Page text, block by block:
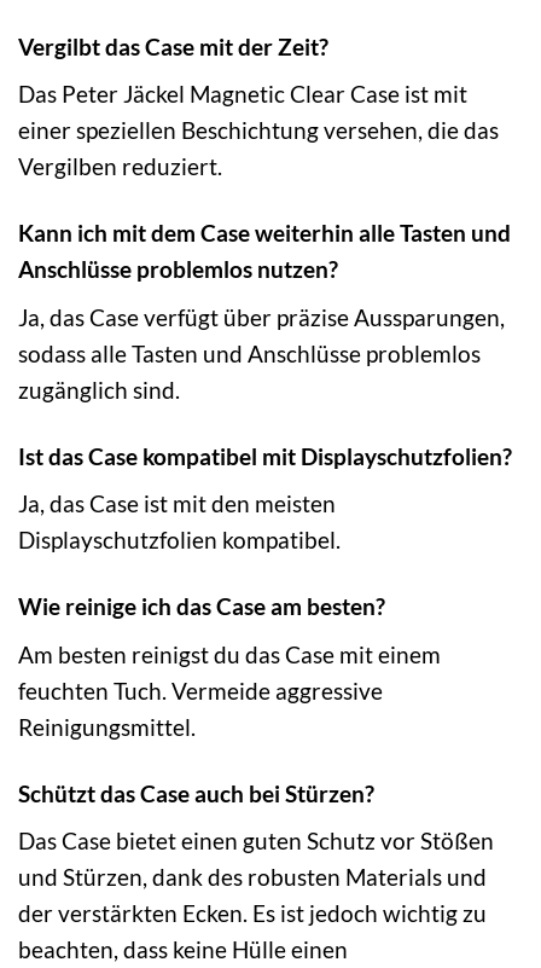
Vergilbt das Case mit der Zeit?
Das Peter Jäckel Magnetic Clear Case ist mit
einer speziellen Beschichtung versehen, die das
Vergilben reduziert.
Kann ich mit dem Case weiterhin alle Tasten und
Anschlüsse problemlos nutzen?
Ja, das Case verfügt über präzise Aussparungen,
sodass alle Tasten und Anschlüsse problemlos
zugänglich sind.
Ist das Case kompatibel mit Displayschutzfolien?
Ja, das Case ist mit den meisten
Displayschutzfolien kompatibel.
Wie reinige ich das Case am besten?
Am besten reinigst du das Case mit einem
feuchten Tuch. Vermeide aggressive
Reinigungsmittel.
Schützt das Case auch bei Stürzen?
Das Case bietet einen guten Schutz vor Stößen
und Stürzen, dank des robusten Materials und
der verstärkten Ecken. Es ist jedoch wichtig zu
beachten, dass keine Hülle einen